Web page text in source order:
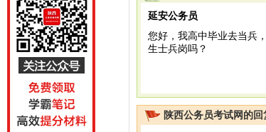
延安公务员
您好，我高中毕业去当兵
生士兵岗吗？
陕西公务员考试网的回